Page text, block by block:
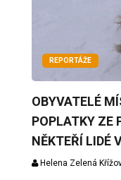
REPORTÁŽE
OBYVATELÉ
POPLATKY ZE
NĚKTEŘÍ LIDÉ
Helena Zelená